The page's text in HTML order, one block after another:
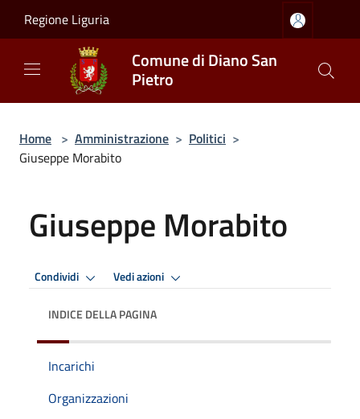
Regione Liguria
Comune di Diano San
Pietro
Home > Amministrazione > Politici >
Giuseppe Morabito
Giuseppe Morabito
Condividi Vedi azioni
INDICE DELLA PAGINA
Incarichi
Organizzazioni